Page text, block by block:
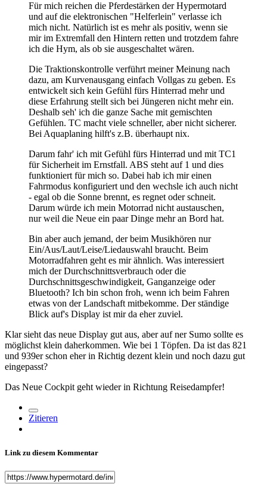
Für mich reichen die Pferdestärken der Hypermotard
und auf die elektronischen "Helferlein" verlasse ich
mich nicht. Natürlich ist es mehr als positiv, wenn sie
mir im Extremfall den Hintern retten und trotzdem fahre
ich die Hym, als ob sie ausgeschaltet wären.
Die Traktionskontrolle verführt meiner Meinung nach
dazu, am Kurvenausgang einfach Vollgas zu geben. Es
entwickelt sich kein Gefühl fürs Hinterrad mehr und
diese Erfahrung stellt sich bei Jüngeren nicht mehr ein.
Deshalb seh' ich die ganze Sache mit gemischten
Gefühlen. TC macht viele schneller, aber nicht sicherer.
Bei Aquaplaning hilft's z.B. überhaupt nix.
Darum fahr' ich mit Gefühl fürs Hinterrad und mit TC1
für Sicherheit im Ernstfall. ABS steht auf 1 und dies
funktioniert für mich so. Dabei hab ich mir einen
Fahrmodus konfiguriert und den wechsle ich auch nicht
- egal ob die Sonne brennt, es regnet oder schneit.
Darum würde ich mein Motorrad nicht austauschen,
nur weil die Neue ein paar Dinge mehr an Bord hat.
Bin aber auch jemand, der beim Musikhören nur
Ein/Aus/Laut/Leise/Liedauswahl braucht. Beim
Motorradfahren geht es mir ähnlich. Was interessiert
mich der Durchschnittsverbrauch oder die
Durchschnittsgeschwindigkeit, Ganganzeige oder
Bluetooth? Ich bin schon froh, wenn ich beim Fahren
etwas von der Landschaft mitbekomme. Der ständige
Blick auf's Display ist mir da eher zuviel.
Klar sieht das neue Display gut aus, aber auf ner Sumo sollte es
möglichst klein daherkommen. Wie bei 1 Töpfen. Da ist das 821
und 939er schon eher in Richtig dezent klein und noch dazu gut
eingepasst?
Das Neue Cockpit geht wieder in Richtung Reisedampfer!
Zitieren
Link zu diesem Kommentar